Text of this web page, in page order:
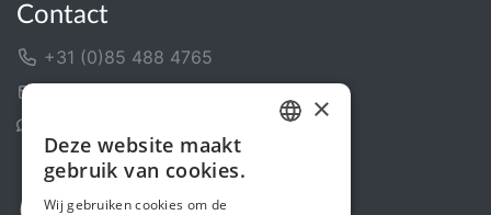
Contact
+31 (0)85 488 4765
×
Deze website maakt
gebruik van cookies.
Wij gebruiken cookies om de